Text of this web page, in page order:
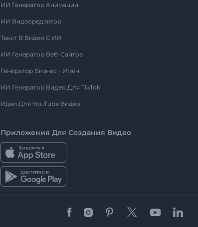
ИИ Генератор Анимации
ИИ Видеоредактор
Текст В Видео С ИИ
ИИ Генератор Веб-Сайтов
Генератор Бизнес - Имён
ИИ Генератор Видео Для TikTok
Идеи Для YouTube Видео
Приложения Для Создания Видео